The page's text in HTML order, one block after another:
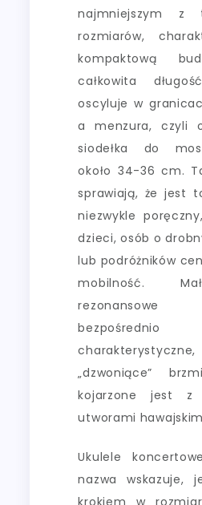
najmniejszym z
rozmiarów,
kompaktową
całkowita
oscyluje w
a menzura, czyli
siodełka do
około 34-36 cm.
sprawiają, że jest
niezwykle
dzieci, osób o
lub podróżników
mobilność.
„dzwoniące”
kojarzone jest z
utworami
Ukulele
nazwa wskazuje,
krokiem w